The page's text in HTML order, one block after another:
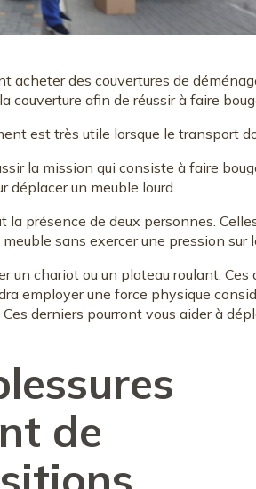
acheter des couvertures de
couverture afin de réussir à faire
est très utile lorsque le transport
la mission qui consiste à faire
déplacer un meuble lourd.
la présence de deux personnes.
sans exercer une pression sur
un chariot ou un plateau roulant.
employer une force physique
derniers pourront vous aider à
de